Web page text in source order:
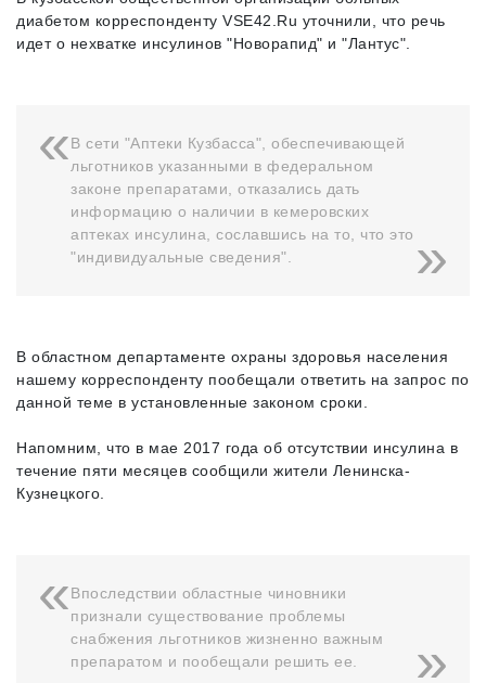
диабетом корреспонденту VSE42.Ru уточнили, что речь
идет о нехватке инсулинов "Новорапид" и "Лантус".
В сети "Аптеки Кузбасса", обеспечивающей
льготников указанными в федеральном
законе препаратами, отказались дать
информацию о наличии в кемеровских
аптеках инсулина, сославшись на то, что это
"индивидуальные сведения".
В областном департаменте охраны здоровья населения
нашему корреспонденту пообещали ответить на запрос по
данной теме в установленные законом сроки.
Напомним, что в мае 2017 года об отсутствии инсулина в
течение пяти месяцев сообщили жители Ленинска-
Кузнецкого.
Впоследствии областные чиновники
признали существование проблемы
снабжения льготников жизненно важным
препаратом и пообещали решить ее.